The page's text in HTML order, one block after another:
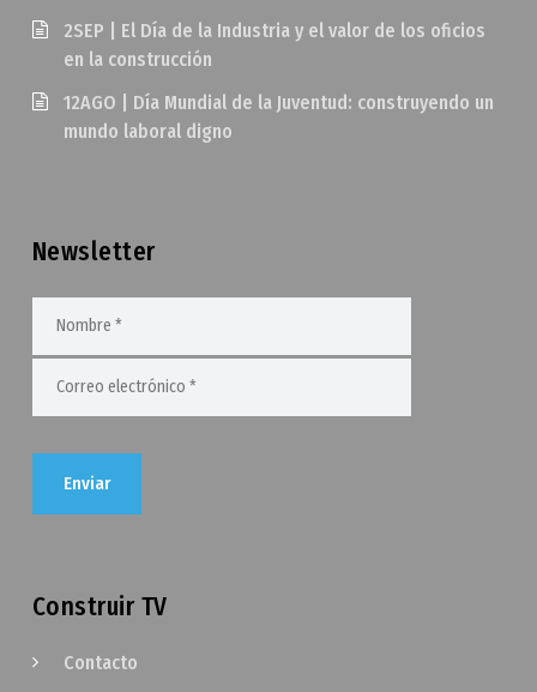
2SEP | El Día de la Industria y el valor de los oficios
en la construcción
12AGO | Día Mundial de la Juventud: construyendo un
mundo laboral digno
Newsletter
Construir TV
Contacto